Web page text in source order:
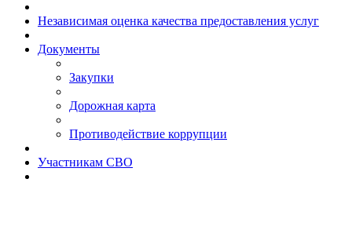
Независимая оценка качества предоставления услуг
Документы
Закупки
Дорожная карта
Противодействие коррупции
Участникам СВО